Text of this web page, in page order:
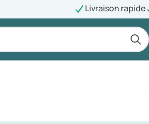
Livraison rapide